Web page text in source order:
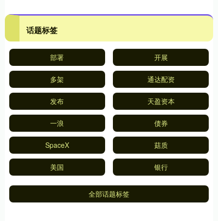
话题标签
部署 开展
多架 通达配资
发布 天盈资本
一浪 债券
SpaceX 菇质
美国 银行
全部话题标签